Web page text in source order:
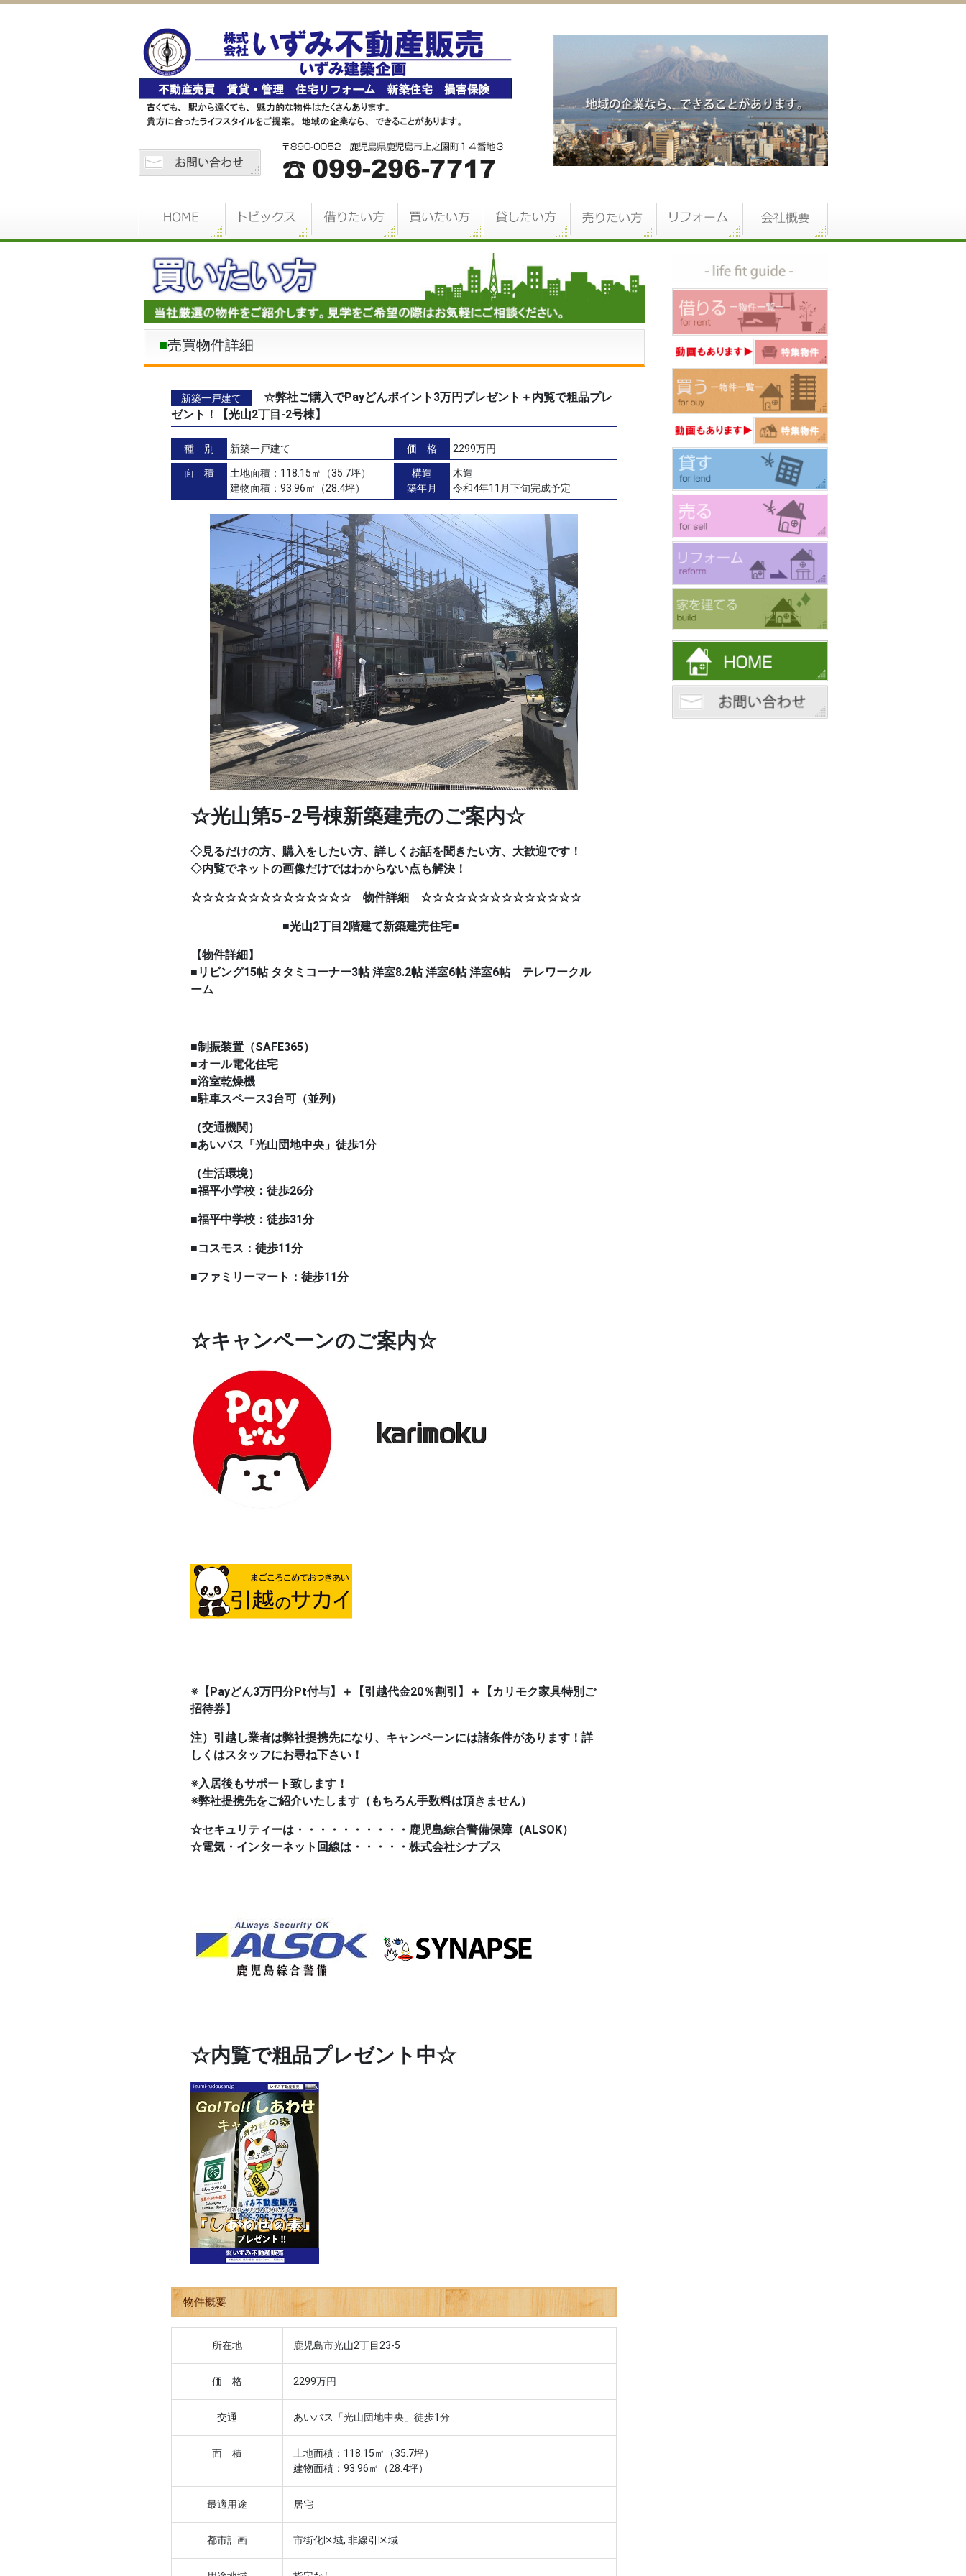
売買物件詳細
新築一戸建て
☆弊社ご購入でPayどんポイント3万円プレゼント＋内覧で粗品プレ
ゼント！【光山2丁目-2号棟】
種 別 新築一戸建て 価 格 2299万円
面 積
土地面積：118.15㎡（35.7坪）
建物面積：93.96㎡（28.4坪）
構造
築年月
木造
令和4年11月下旬完成予定
☆光山第5-2号棟新築建売のご案内☆
◇見るだけの方、購入をしたい方、詳しくお話を聞きたい方、大歓迎です！
◇内覧でネットの画像だけではわからない点も解決！
☆☆☆☆☆☆☆☆☆☆☆☆☆☆ 物件詳細 ☆☆☆☆☆☆☆☆☆☆☆☆☆☆
■光山2丁目2階建て新築建売住宅■
【物件詳細】
■リビング15帖 タタミコーナー3帖 洋室8.2帖 洋室6帖 洋室6帖 テレワークル
ーム
■制振装置（SAFE365）
■オール電化住宅
■浴室乾燥機
■駐車スペース3台可（並列）
（交通機関）
■あいバス「光山団地中央」徒歩1分
（生活環境）
■福平小学校：徒歩26分
■福平中学校：徒歩31分
■コスモス：徒歩11分
■ファミリーマート：徒歩11分
☆キャンペーンのご案内☆
※ 【Payどん3万円分Pt付与】＋【引越代金20％割引】＋【カリモク家具特別ご
招待券】
注）引越し業者は弊社提携先になり、キャンペーンには諸条件があります！詳
しくはスタッフにお尋ね下さい！
※入居後もサポート致します！
※弊社提携先をご紹介いたします（もちろん手数料は頂きません）
☆セキュリティーは・・・・・・・・・・鹿児島綜合警備保障（ALSOK）
☆電気・インターネット回線は・・・・・株式会社シナプス
☆内覧で粗品プレゼント中☆
物件概要
所在地 鹿児島市光山2丁目23-5
価 格 2299万円
交通 あいバス「光山団地中央」徒歩1分
面 積
土地面積：118.15㎡（35.7坪）
建物面積：93.96㎡（28.4坪）
最適用途 居宅
都市計画 市街化区域, 非線引区域